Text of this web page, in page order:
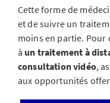
Cette forme de
et de suivre un
moins en partie. Pour
à un traitement à
consultation vidéo,
aux opportunités